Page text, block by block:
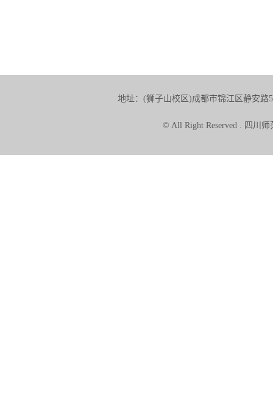
地址：(狮子山校区)成都市锦江区静
© All Right Reserved . 四川